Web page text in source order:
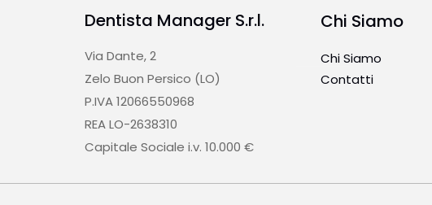
Dentista Manager S.r.l.
Via Dante, 2
Zelo Buon Persico (LO)
P.IVA 12066550968
REA LO-2638310
Capitale Sociale i.v. 10.000 €
Chi Siamo
Chi Siamo
Contatti